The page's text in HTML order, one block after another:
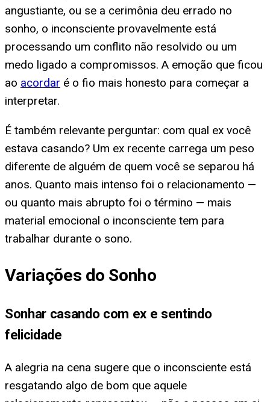
angustiante, ou se a cerimônia deu errado no
sonho, o inconsciente provavelmente está
processando um conflito não resolvido ou um
medo ligado a compromissos. A emoção que ficou
ao acordar é o fio mais honesto para começar a
interpretar.
É também relevante perguntar: com qual ex você
estava casando? Um ex recente carrega um peso
diferente de alguém de quem você se separou há
anos. Quanto mais intenso foi o relacionamento —
ou quanto mais abrupto foi o término — mais
material emocional o inconsciente tem para
trabalhar durante o sono.
Variações do Sonho
Sonhar casando com ex e sentindo
felicidade
A alegria na cena sugere que o inconsciente está
resgatando algo de bom que aquele